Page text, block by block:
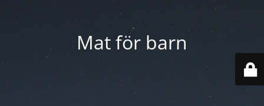
Mat för barn